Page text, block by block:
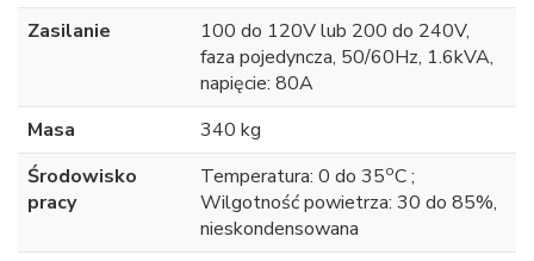
Zasilanie
100 do 120V lub 200 do 240V,
faza pojedyncza, 50/60Hz, 1.6kVA,
napięcie: 80A
Masa
340 kg
Środowisko
pracy
Temperatura: 0 do 35oC ;
Wilgotność powietrza: 30 do 85%,
nieskondensowana